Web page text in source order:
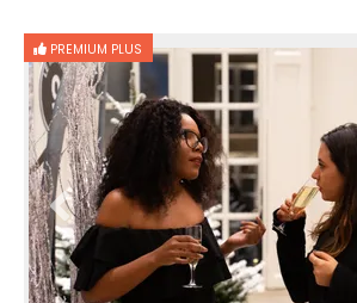
PREMIUM PLUS